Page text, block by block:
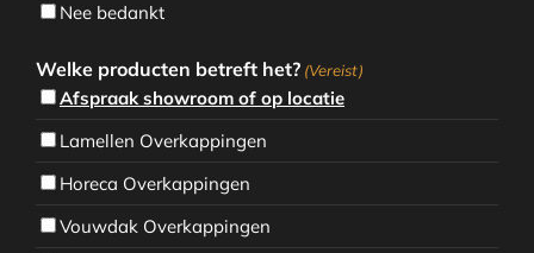
Nee bedankt
Welke producten betreft het? (Vereist)
Afspraak showroom of op locatie
Lamellen Overkappingen
Horeca Overkappingen
Vouwdak Overkappingen